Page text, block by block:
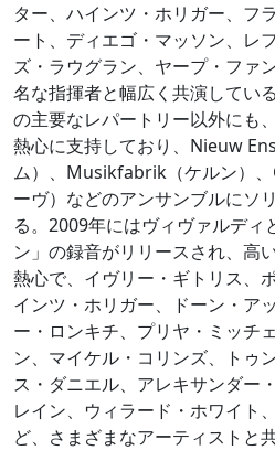
ター、ハインツ・ホリガー、フ
ート、ディエゴ・マッソン、レ
ズ・ラウグラン、ヤープ・ファ
名な指揮者と幅広く共演してい
の主要なレパートリー以外にも
熱心に支持しており、Nieuw
ム）、Musikfabrik（ケルン）
ーヴ）などのアンサンブルにソ
る。2009年にはヴィヴァルディ
ン」の録音がリリースされ、高
熱心で、イヴリー・ギトリス、
インツ・ホリガー、ドーン・ア
ー・ロンキチ、プリヤ・ミッチ
ン、マイケル・コリンズ、トゥ
ス・ダニエル、アレキサンダー
レイン、ウィラード・ホワイト
ど、さまざまなアーティストと